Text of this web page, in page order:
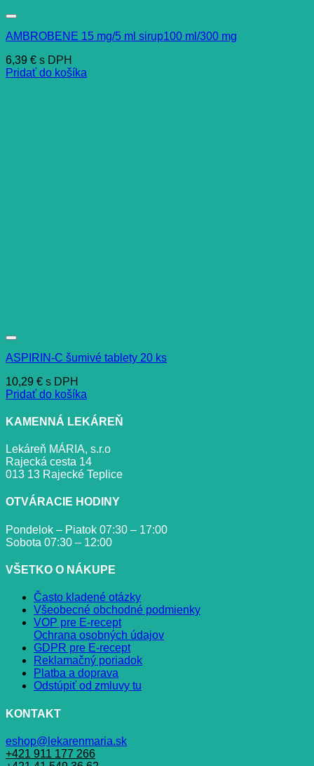
AMBROBENE 15 mg/5 ml sirup100 ml/300 mg
6,39 € s DPH
Pridať do košíka
ASPIRIN-C šumivé tablety 20 ks
10,29 € s DPH
Pridať do košíka
KAMENNÁ LEKÁREŇ
Lekáreň MÁRIA, s.r.o
Rajecká cesta 14
013 13 Rajecké Teplice
OTVÁRACIE HODINY
Pondelok – Piatok 07:30 – 17:00
Sobota 07:30 – 12:00
VŠETKO O NÁKUPE
Často kladené otázky
Všeobecné obchodné podmienky
VOP pre E-recept
Ochrana osobných údajov
GDPR pre E-recept
Reklamačný poriadok
Platba a doprava
Odstúpiť od zmluvy tu
KONTAKT
eshop@lekarenmaria.sk
+421 911 177 266